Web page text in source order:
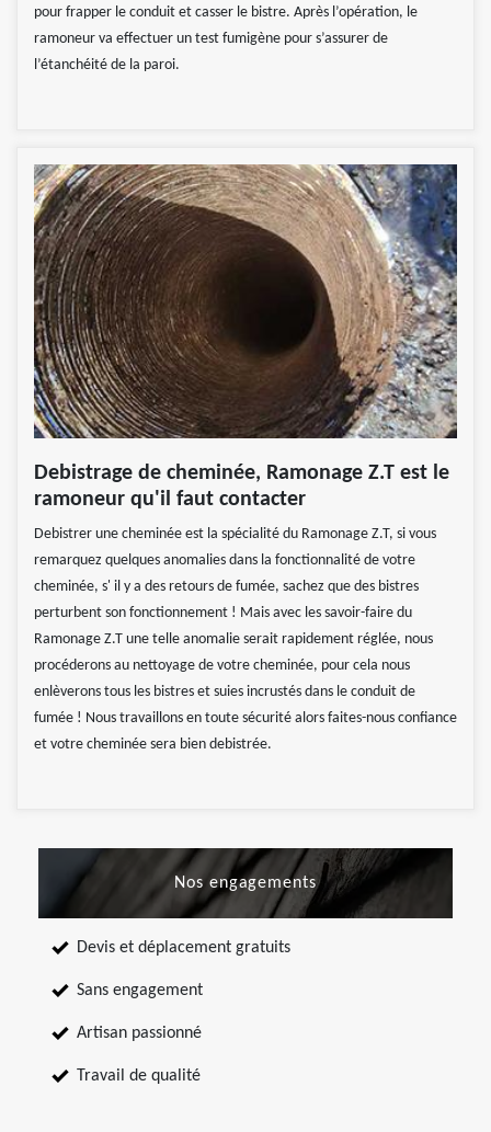
pour frapper le conduit et casser le bistre. Après l’opération, le
ramoneur va effectuer un test fumigène pour s’assurer de
l’étanchéité de la paroi.
Debistrage de cheminée, Ramonage Z.T est le
ramoneur qu'il faut contacter
Debistrer une cheminée est la spécialité du Ramonage Z.T, si vous
remarquez quelques anomalies dans la fonctionnalité de votre
cheminée, s' il y a des retours de fumée, sachez que des bistres
perturbent son fonctionnement ! Mais avec les savoir-faire du
Ramonage Z.T une telle anomalie serait rapidement réglée, nous
procéderons au nettoyage de votre cheminée, pour cela nous
enlèverons tous les bistres et suies incrustés dans le conduit de
fumée ! Nous travaillons en toute sécurité alors faites-nous confiance
et votre cheminée sera bien debistrée.
Nos engagements
Devis et déplacement gratuits
Sans engagement
Artisan passionné
Travail de qualité